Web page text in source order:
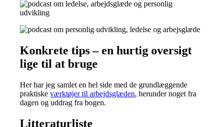
Konkrete tips – en hurtig oversigt
lige til at bruge
Her har jeg samlet en hel side med de grundlæggende
praktiskeværktøjer til arbejdsglæden, herunder noget fra
dagen og uddrag fra bogen.
Litteraturliste